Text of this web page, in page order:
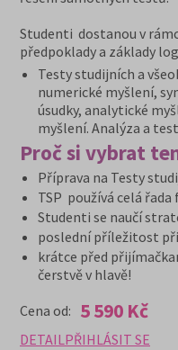
Studenti dostanou v
předpoklady a základy
Testy studijních a
numerické myšlení,
úsudky, analytické
myšlení. Analýza a
Proč si vybrat
Příprava na Testy
TSP používá celá řada
Studenti se naučí
poslední příležitost
krátce před
čerstvě v hlavě!
Cena od: 5 590 Kč
DETAILPŘIHLÁSIT SE